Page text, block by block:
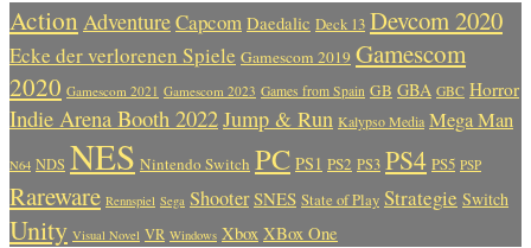
Action AdventureCapcom Daedalic Deck 13 Devcom 2020
Ecke der verlorenen Spiele Gamescom 2019 Gamescom
2020 Gamescom 2021 Gamescom 2023 Games from Spain GB GBA GBC Horror
Indie Arena Booth 2022Jump & Run Kalypso Media Mega Man
N64 NDS NES Nintendo Switch PC PS1 PS2 PS3 PS4 PS5 PSP
Rareware Rennspiel Sega Shooter SNES State of Play Strategie Switch
Unity Visual Novel VR Windows Xbox XBox One